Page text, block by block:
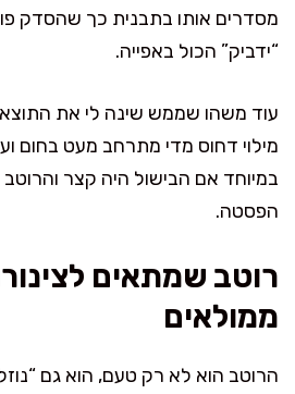
מסדרים אותו בתבנית כך שהסדק
“ידביק” הכול באפייה.
עוד משהו שממש שינה לי את
מילוי דחוס מדי מתרחב מעט בחום
במיוחד אם הבישול היה קצר והרוטב
הפסטה.
רוטב שמתאים
ממולאים
הרוטב הוא לא רק טעם, הוא גם